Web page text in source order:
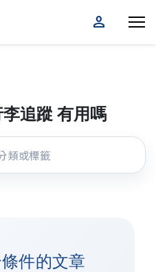
person
李追蹤 有用嗎
件的文章